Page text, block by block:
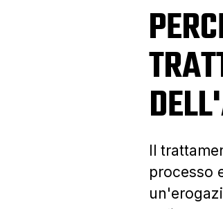
Il
processo